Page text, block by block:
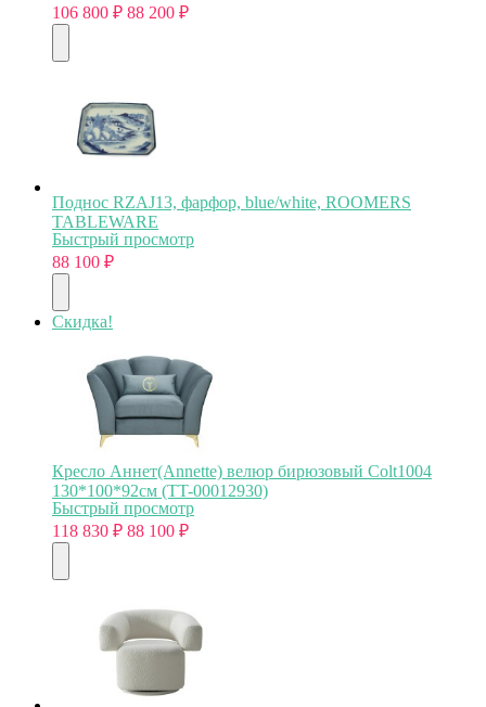
106 800 ₽ 88 200 ₽
Поднос RZAJ13, фарфор, blue/white, ROOMERS
TABLEWARE
Быстрый просмотр
88 100 ₽
Скидка!
Кресло Аннет(Annette) велюр бирюзовый Colt1004
130*100*92см (TT-00012930)
Быстрый просмотр
118 830 ₽ 88 100 ₽